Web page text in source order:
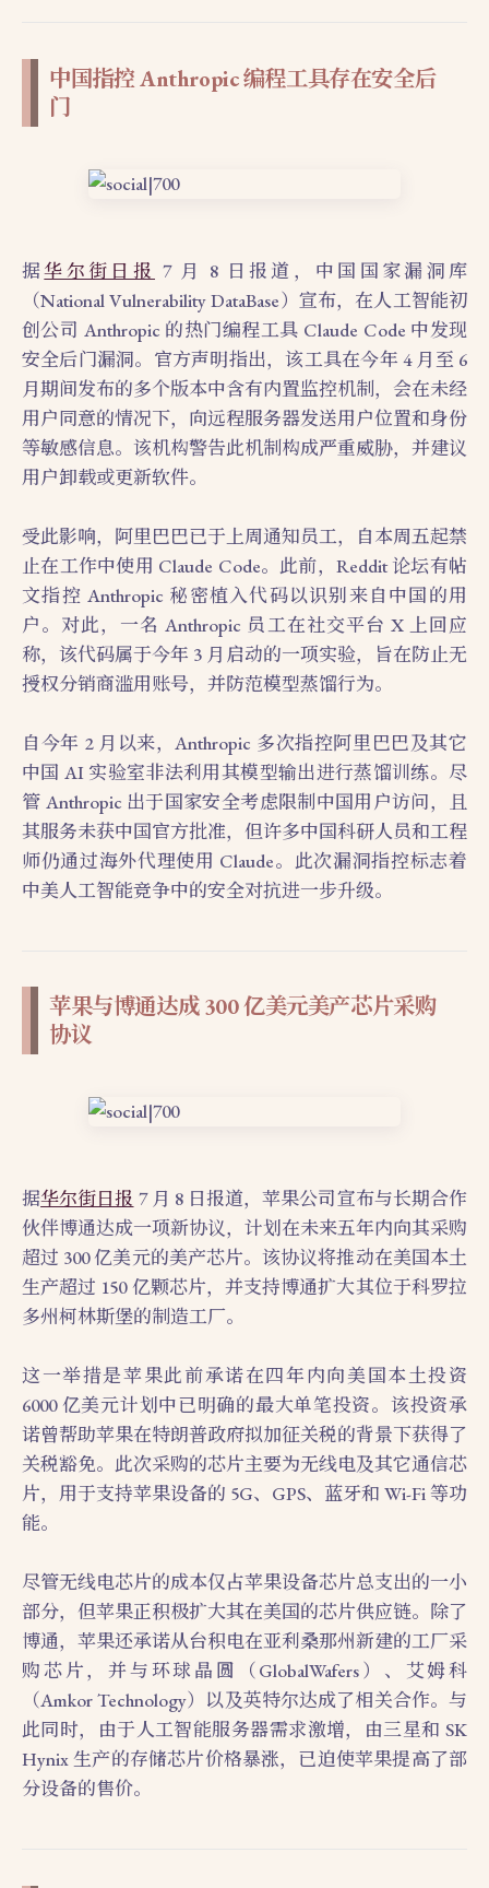
中国指控 Anthropic 编程工具存在安全后
门
据华尔街日报 7 月 8 日报道，中国国家漏洞库
（National Vulnerability DataBase）宣布，在人工智能初
创公司 Anthropic 的热门编程工具 Claude Code 中发现
安全后门漏洞。官方声明指出，该工具在今年 4 月至 6
月期间发布的多个版本中含有内置监控机制，会在未经
用户同意的情况下，向远程服务器发送用户位置和身份
等敏感信息。该机构警告此机制构成严重威胁，并建议
用户卸载或更新软件。
受此影响，阿里巴巴已于上周通知员工，自本周五起禁
止在工作中使用 Claude Code。此前，Reddit 论坛有帖
文指控 Anthropic 秘密植入代码以识别来自中国的用
户。对此，一名 Anthropic 员工在社交平台 X 上回应
称，该代码属于今年 3 月启动的一项实验，旨在防止无
授权分销商滥用账号，并防范模型蒸馏行为。
自今年 2 月以来，Anthropic 多次指控阿里巴巴及其它
中国 AI 实验室非法利用其模型输出进行蒸馏训练。尽
管 Anthropic 出于国家安全考虑限制中国用户访问，且
其服务未获中国官方批准，但许多中国科研人员和工程
师仍通过海外代理使用 Claude。此次漏洞指控标志着
中美人工智能竞争中的安全对抗进一步升级。
苹果与博通达成 300 亿美元美产芯片采购
协议
据华尔街日报 7 月 8 日报道，苹果公司宣布与长期合作
伙伴博通达成一项新协议，计划在未来五年内向其采购
超过 300 亿美元的美产芯片。该协议将推动在美国本土
生产超过 150 亿颗芯片，并支持博通扩大其位于科罗拉
多州柯林斯堡的制造工厂。
这一举措是苹果此前承诺在四年内向美国本土投资
6000 亿美元计划中已明确的最大单笔投资。该投资承
诺曾帮助苹果在特朗普政府拟加征关税的背景下获得了
关税豁免。此次采购的芯片主要为无线电及其它通信芯
片，用于支持苹果设备的 5G、GPS、蓝牙和 Wi-Fi 等功
能。
尽管无线电芯片的成本仅占苹果设备芯片总支出的一小
部分，但苹果正积极扩大其在美国的芯片供应链。除了
博通，苹果还承诺从台积电在亚利桑那州新建的工厂采
购芯片，并与环球晶圆（GlobalWafers）、艾姆科
（Amkor Technology）以及英特尔达成了相关合作。与
此同时，由于人工智能服务器需求激增，由三星和 SK
Hynix 生产的存储芯片价格暴涨，已迫使苹果提高了部
分设备的售价。